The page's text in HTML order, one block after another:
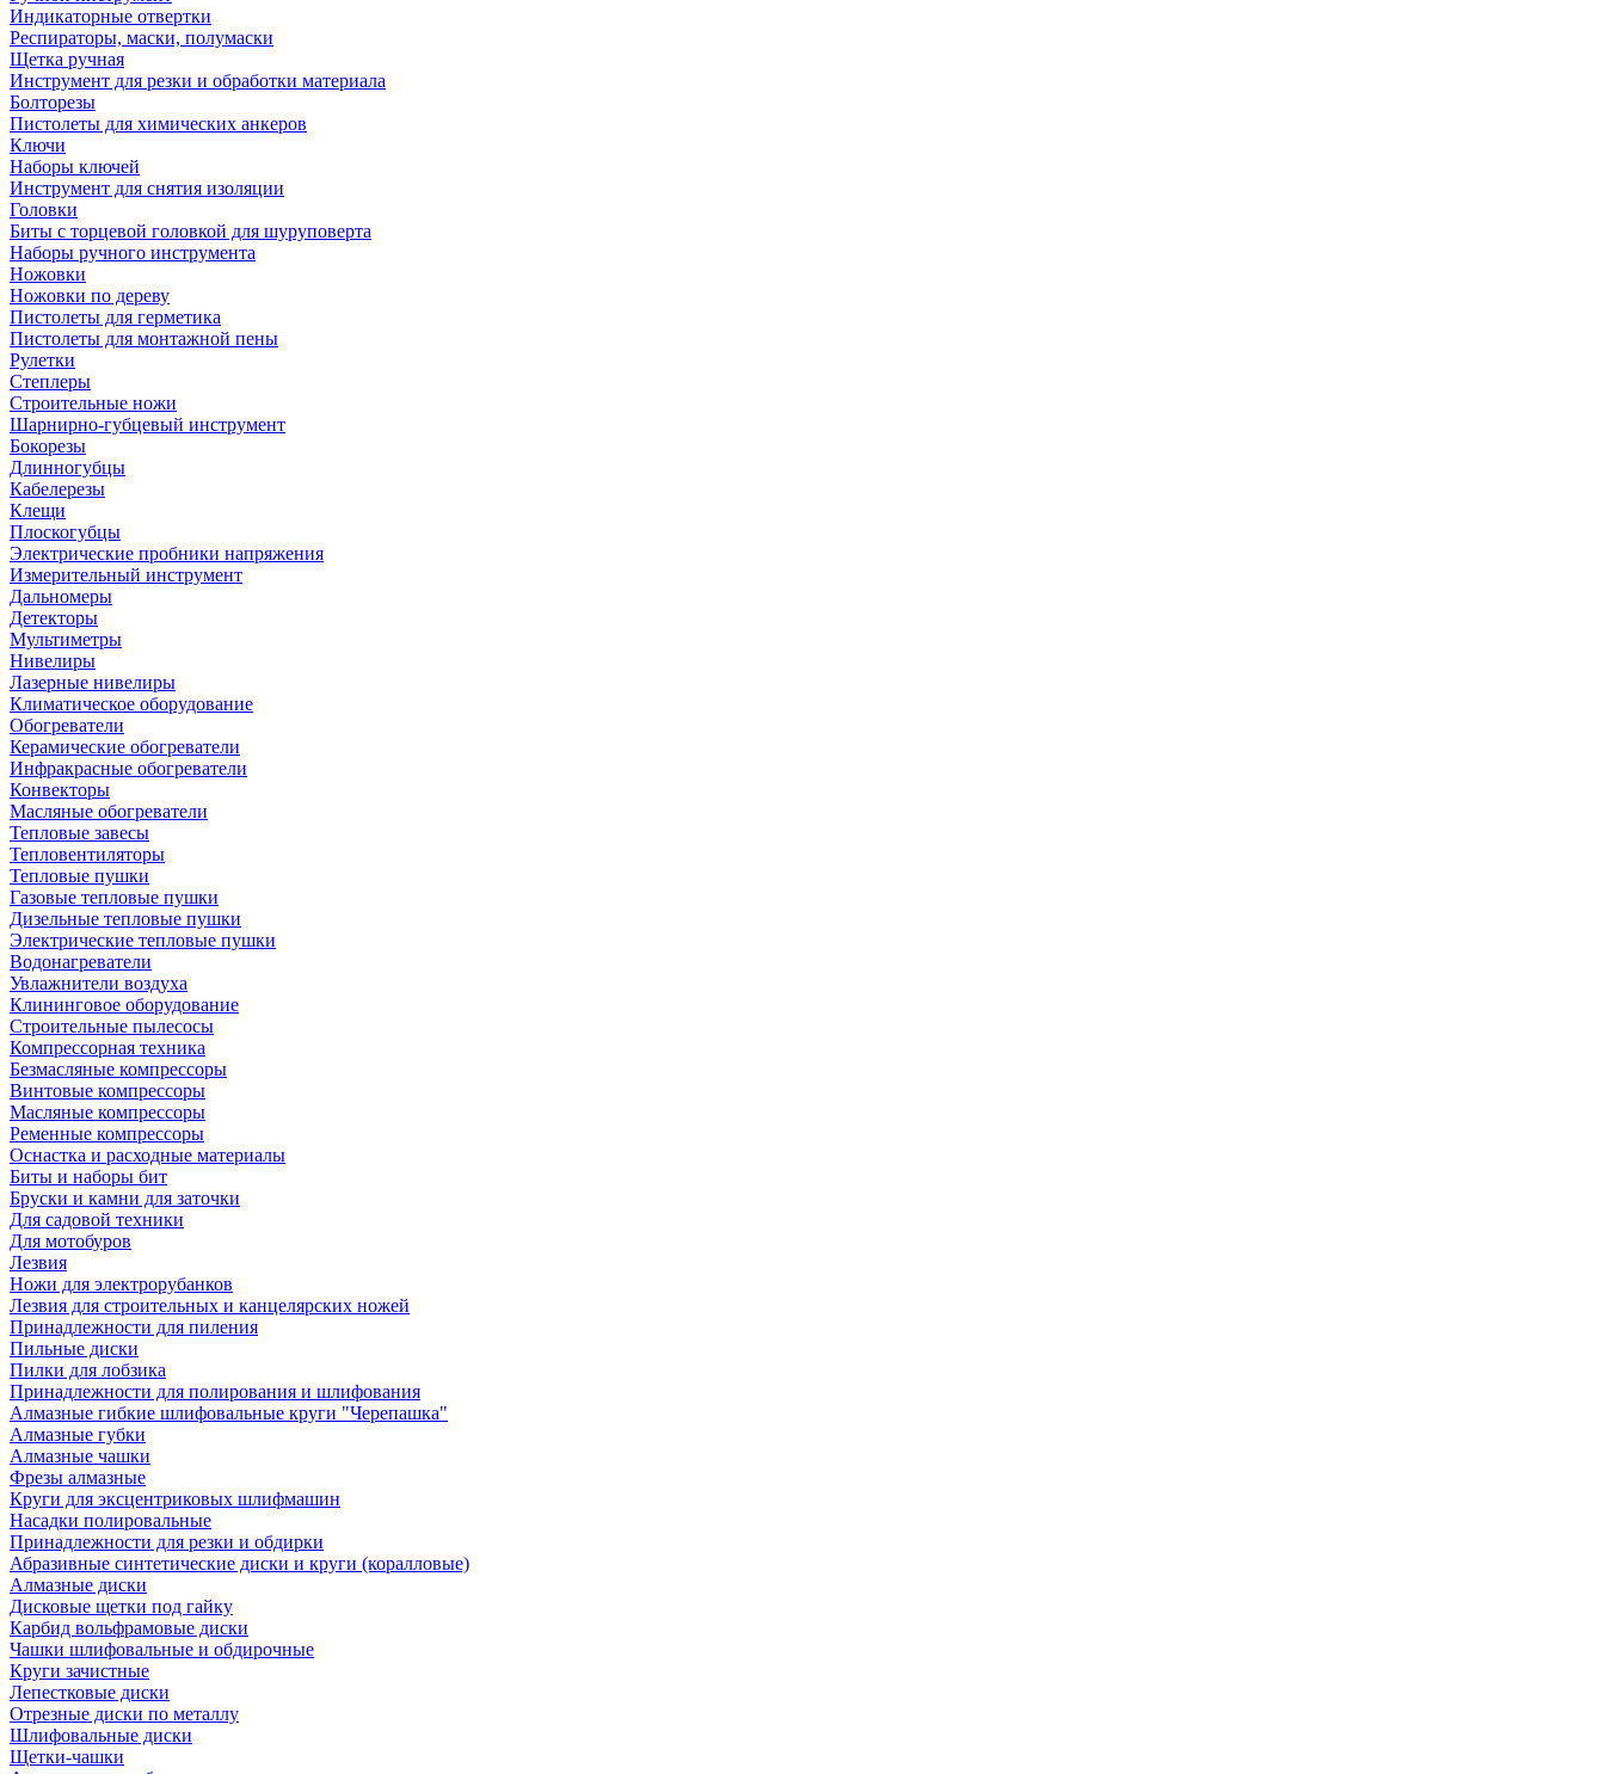
Индикаторные отвертки
Респираторы, маски, полумаски
Щетка ручная
Инструмент для резки и обработки материала
Болторезы
Пистолеты для химических анкеров
Ключи
Наборы ключей
Инструмент для снятия изоляции
Головки
Биты с торцевой головкой для шуруповерта
Наборы ручного инструмента
Ножовки
Ножовки по дереву
Пистолеты для герметика
Пистолеты для монтажной пены
Рулетки
Степлеры
Строительные ножи
Шарнирно-губцевый инструмент
Бокорезы
Длинногубцы
Кабелерезы
Клещи
Плоскогубцы
Электрические пробники напряжения
Измерительный инструмент
Дальномеры
Детекторы
Мультиметры
Нивелиры
Лазерные нивелиры
Климатическое оборудование
Обогреватели
Керамические обогреватели
Инфракрасные обогреватели
Конвекторы
Масляные обогреватели
Тепловые завесы
Тепловентиляторы
Тепловые пушки
Газовые тепловые пушки
Дизельные тепловые пушки
Электрические тепловые пушки
Водонагреватели
Увлажнители воздуха
Клининговое оборудование
Строительные пылесосы
Компрессорная техника
Безмасляные компрессоры
Винтовые компрессоры
Масляные компрессоры
Ременные компрессоры
Оснастка и расходные материалы
Биты и наборы бит
Бруски и камни для заточки
Для садовой техники
Для мотобуров
Лезвия
Ножи для электрорубанков
Лезвия для строительных и канцелярских ножей
Принадлежности для пиления
Пильные диски
Пилки для лобзика
Принадлежности для полирования и шлифования
Алмазные гибкие шлифовальные круги "Черепашка"
Алмазные губки
Алмазные чашки
Фрезы алмазные
Круги для эксцентриковых шлифмашин
Насадки полировальные
Принадлежности для резки и обдирки
Абразивные синтетические диски и круги (коралловые)
Алмазные диски
Дисковые щетки под гайку
Карбид вольфрамовые диски
Чашки шлифовальные и обдирочные
Круги зачистные
Лепестковые диски
Отрезные диски по металлу
Шлифовальные диски
Щетки-чашки